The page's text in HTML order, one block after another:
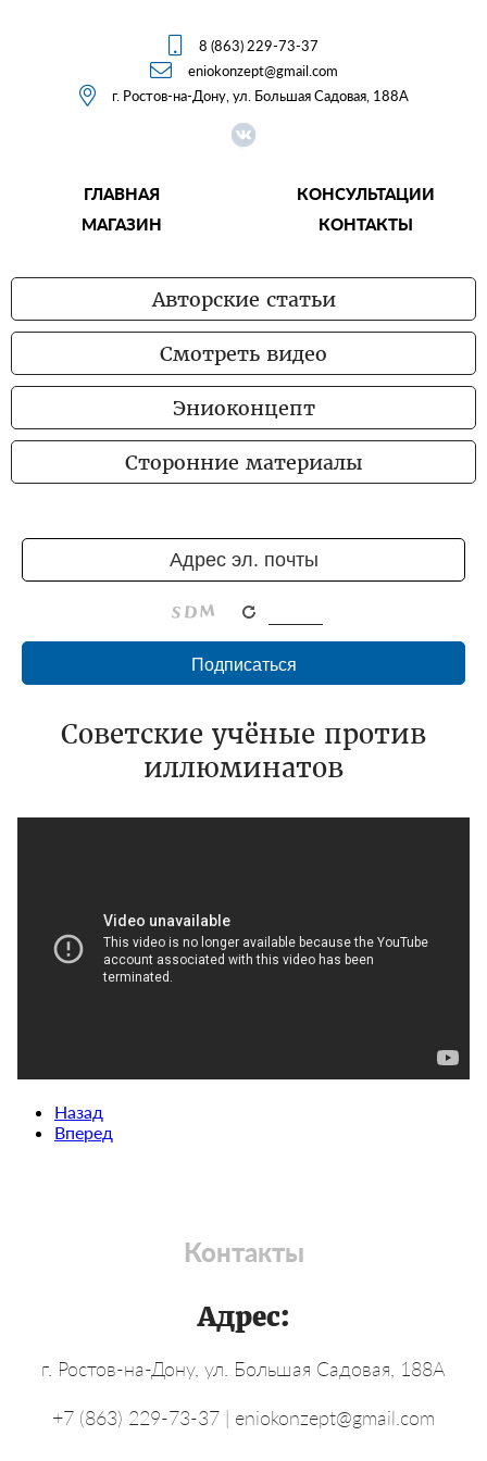
 8 (863) 229-73-37
 eniokonzept@gmail.com
 г. Ростов-на-Дону, ул. Большая Садовая, 188А
ГЛАВНАЯ
КОНСУЛЬТАЦИИ
МАГАЗИН
КОНТАКТЫ
Авторские статьи
Смотреть видео
Эниоконцепт
Сторонние материалы
Советские учёные против
иллюминатов
Назад
Вперед
Контакты
Адрес:
г. Ростов-на-Дону, ул. Большая Садовая, 188А
+7 (863) 229-73-37 | eniokonzept@gmail.com